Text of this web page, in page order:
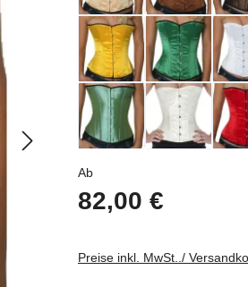
AbRegulärer Preis:
82,00 €
Preise inkl. MwSt../